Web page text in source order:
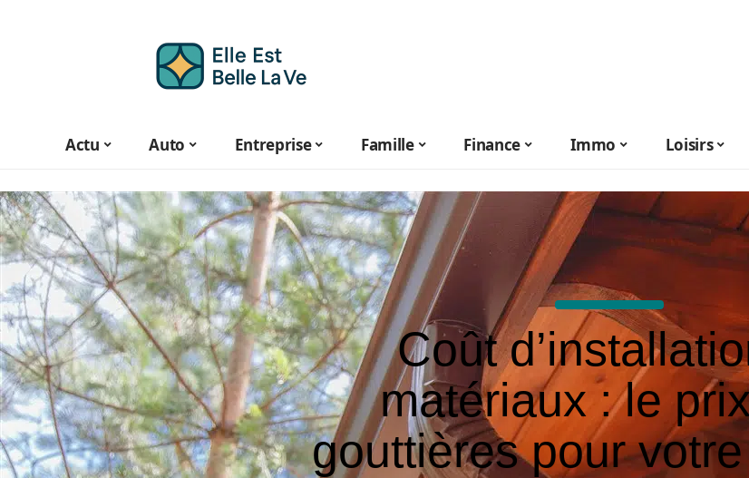
Actu Auto Entreprise Famille Finance Immo Loisirs
Coût
matériaux : le
gouttières pour